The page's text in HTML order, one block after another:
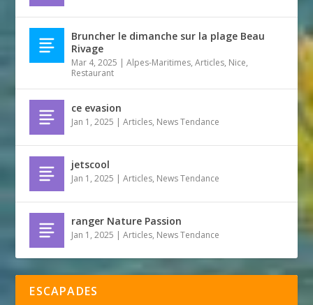
Bruncher le dimanche sur la plage Beau
Rivage
Mar 4, 2025 |Alpes-Maritimes,Articles, Nice,
Restaurant
ce evasion
Jan 1, 2025 |Articles, News Tendance
jetscool
Jan 1, 2025 |Articles, News Tendance
ranger Nature Passion
Jan 1, 2025 |Articles, News Tendance
ESCAPADES